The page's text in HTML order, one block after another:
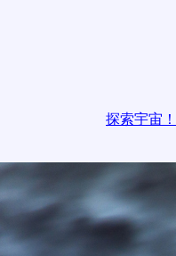
探索宇宙！